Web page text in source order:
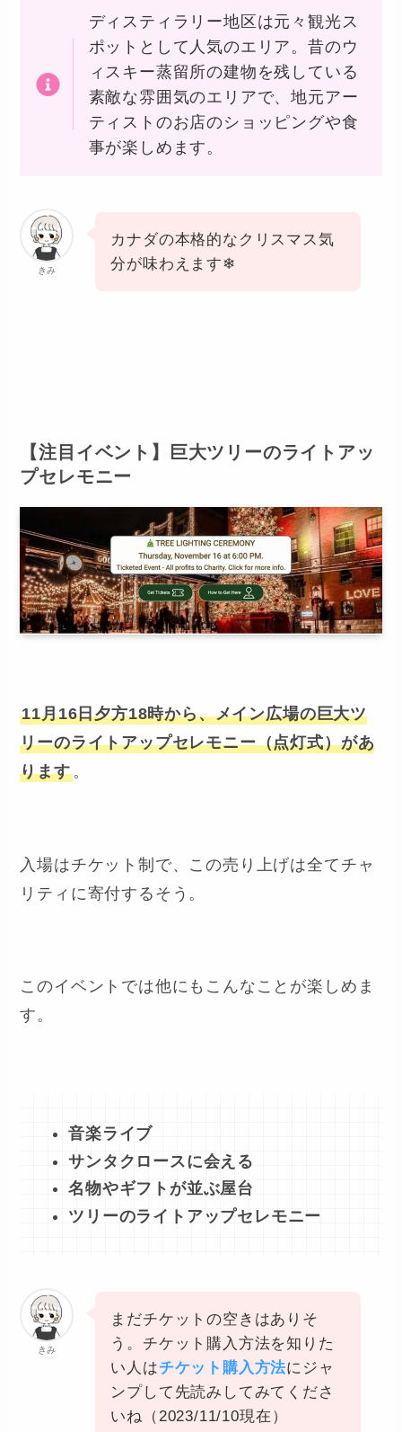
ディスティラリー地区は元々観光ス
ポットとして人気のエリア。昔のウ
ィスキー蒸留所の建物を残している
素敵な雰囲気のエリアで、地元アー
ティストのお店のショッピングや食
事が楽しめます。
カナダの本格的なクリスマス気
分が味わえます❄︎
【注目イベント】巨大ツリーのライトアッ
プセレモニー
11月16日夕方18時から、メイン広場の巨大ツ
リーのライトアップセレモニー（点灯式）があ
ります。
入場はチケット制で、この売り上げは全てチャ
リティに寄付するそう。
このイベントでは他にもこんなことが楽しめま
す。
音楽ライブ
サンタクロースに会える
名物やギフトが並ぶ屋台
ツリーのライトアップセレモニー
まだチケットの空きはありそ
う。チケット購入方法を知りた
い人は チケット購入方法にジャ
ンプして先読みしてみてくださ
いね（2023/11/10現在）